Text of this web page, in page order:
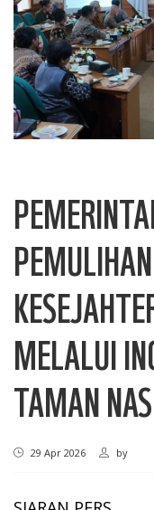
MELALUI
TAMAN
29 Apr 2026 by